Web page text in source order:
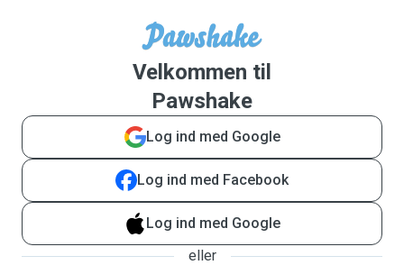
Velkommen til
Pawshake
Log ind med Google
Log ind med Facebook
Log ind med Google
eller